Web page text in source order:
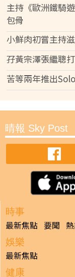
主持《歐洲鐵騎
包骨
小鮮肉初嘗主持
孖黃宗澤張繼聰
苦等兩年推出
晴報 Sky Post
時事
最新焦點 要聞
娛樂
最新焦點
健康